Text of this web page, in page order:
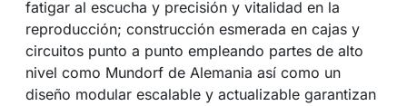
fatigar al escucha y precisión y vitalidad en la
reproducción; construcción esmerada en cajas y
circuitos punto a punto empleando partes de alto
nivel como Mundorf de Alemania así como un
diseño modular escalable y actualizable garantizan